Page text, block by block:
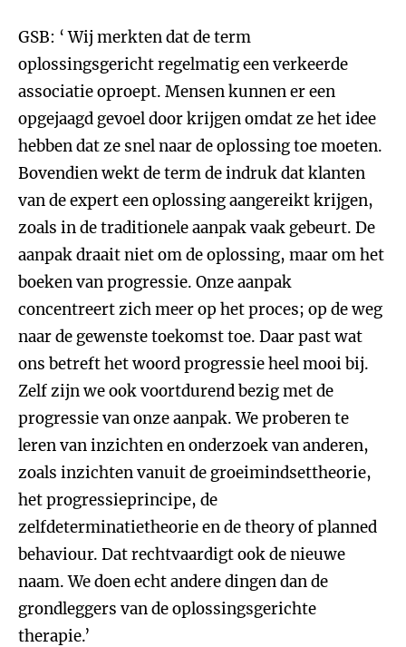
GSB: ‘ Wij merkten dat de term
oplossingsgericht regelmatig een verkeerde
associatie oproept. Mensen kunnen er een
opgejaagd gevoel door krijgen omdat ze het idee
hebben dat ze snel naar de oplossing toe moeten.
Bovendien wekt de term de indruk dat klanten
van de expert een oplossing aangereikt krijgen,
zoals in de traditionele aanpak vaak gebeurt. De
aanpak draait niet om de oplossing, maar om het
boeken van progressie. Onze aanpak
concentreert zich meer op het proces; op de weg
naar de gewenste toekomst toe. Daar past wat
ons betreft het woord progressie heel mooi bij.
Zelf zijn we ook voortdurend bezig met de
progressie van onze aanpak. We proberen te
leren van inzichten en onderzoek van anderen,
zoals inzichten vanuit de groeimindsettheorie,
het progressieprincipe, de
zelfdeterminatietheorie en de theory of planned
behaviour. Dat rechtvaardigt ook de nieuwe
naam. We doen echt andere dingen dan de
grondleggers van de oplossingsgerichte
therapie.’